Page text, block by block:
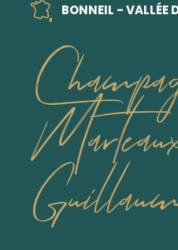
BONNEIL - VALLÉE